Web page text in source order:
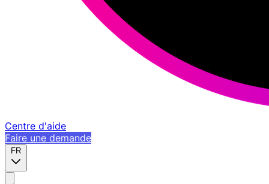
Centre d'aide
Faire une demande
FR